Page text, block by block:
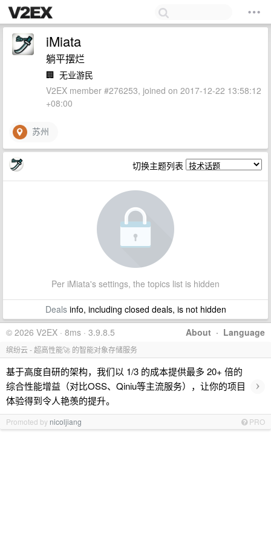
iMiata
躺平摆烂
🏢 无业游民
V2EX member #276253, joined on 2017-12-22 13:58:12
+08:00
苏州
切换主题列表
Per iMiata's settings, the topics list is hidden
Dealsinfo, including closed deals, is not hidden
About · Language
© 2026 V2EX · 8ms · 3.9.8.5
缤纷云 - 超高性能🚀 的智能对象存储服务
基于高度自研的架构，我们以 1/3 的成本提供最多 20+ 倍的
综合性能增益（对比OSS、Qiniu等主流服务），让你的项目
体验得到令人艳羡的提升。
›
Promoted by nicoljiang PRO